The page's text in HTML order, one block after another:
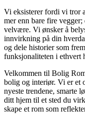
Vi eksisterer fordi vi tror
mer enn bare fire
velvære. Vi ønsker å
innvirkning på din
og dele historier som
funksjonaliteten i ethvert
Velkommen til Bolig
bolig og interiør. Vi er et
nyeste trendene, smarte
ditt hjem til et sted du
skape et rom som